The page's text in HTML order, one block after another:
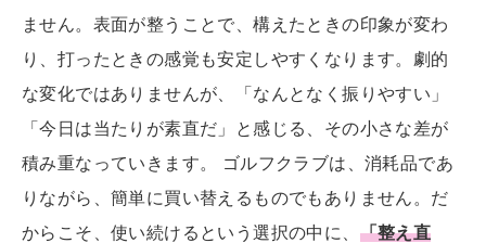
ません。表面が整うことで、構えたときの印象が変わ
り、打ったときの感覚も安定しやすくなります。劇的
な変化ではありませんが、「なんとなく振りやすい」
「今日は当たりが素直だ」と感じる、その小さな差が
積み重なっていきます。 ゴルフクラブは、消耗品であ
りながら、簡単に買い替えるものでもありません。だ
からこそ、使い続けるという選択の中に、 「整え直